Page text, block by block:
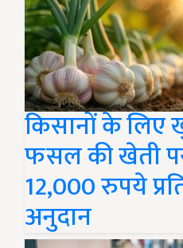
किसानों के
फसल की खेती
12,000 रुपये
अनुदान